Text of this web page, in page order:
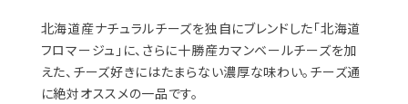
北海道産ナチュラルチーズを独自にブレンドした「北海道
フロマージュ」に、さらに十勝産カマンベールチーズを加
えた、チーズ好きにはたまらない濃厚な味わい。チーズ通
に絶対オススメの一品です。